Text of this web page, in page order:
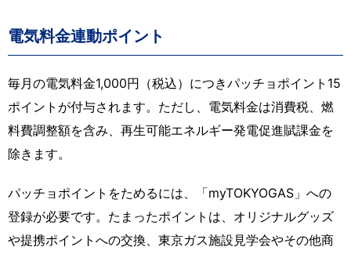
電気料金連動ポイント
毎月の電気料金1,000円（税込）につきパッチョポイント15
ポイントが付与されます。ただし、電気料金は消費税、燃
料費調整額を含み、再生可能エネルギー発電促進賦課金を
除きます。
パッチョポイントをためるには、「myTOKYOGAS」への
登録が必要です。たまったポイントは、オリジナルグッズ
や提携ポイントへの交換、東京ガス施設見学会やその他商